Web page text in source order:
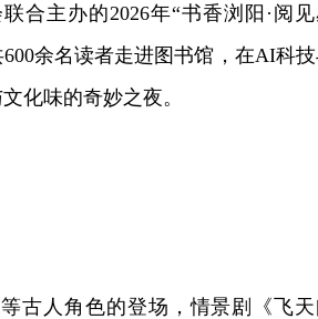
合主办的2026年“书香浏阳·阅
余名读者走进图书馆，在AI科
化味的奇妙之夜。
古人角色的登场，情景剧《飞